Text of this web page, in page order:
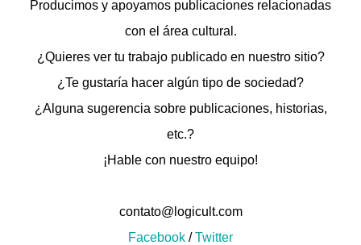
Producimos y apoyamos publicaciones relacionadas
con el área cultural.
¿Quieres ver tu trabajo publicado en nuestro sitio?
¿Te gustaría hacer algún tipo de sociedad?
¿Alguna sugerencia sobre publicaciones, historias,
etc.?
¡Hable con nuestro equipo!
contato@logicult.com
Facebook /Twitter